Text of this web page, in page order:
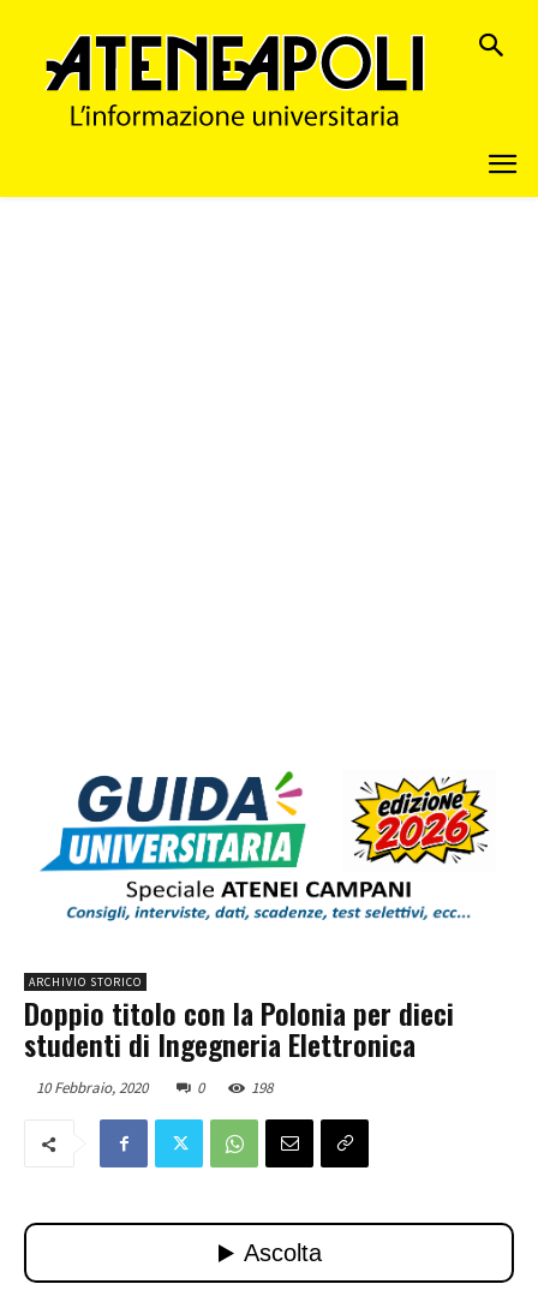
ARCHIVIO STORICO
Doppio titolo con la Polonia per dieci
studenti di Ingegneria Elettronica
10 Febbraio, 2020 0 198